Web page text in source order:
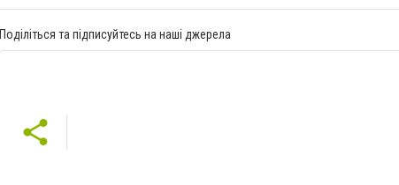
Поділіться та підписуйтесь на наші джерела